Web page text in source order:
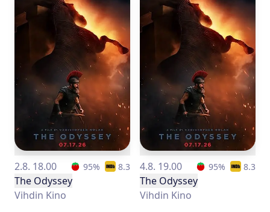
2.8. 18.00 95% 8.3
The Odyssey
Vihdin Kino
4.8. 19.00 95% 8.3
The Odyssey
Vihdin Kino